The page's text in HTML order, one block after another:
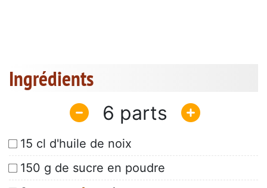
Ingrédients
6
15 cl d'huile de noix
150 g de sucre en poudre